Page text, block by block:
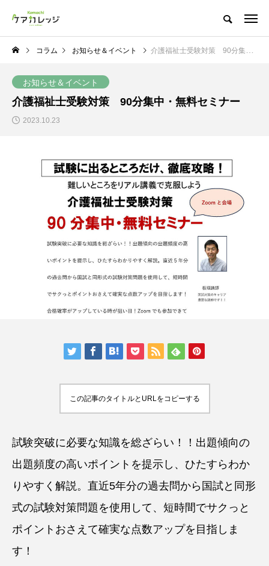
コラム お知らせ＆イベント 介護福祉士受験対策 90分集中・無料セミナー
お知らせ＆イベント
介護福祉士受験対策 90分集中・無料セミナー
2023.10.23
この記事のタイトルとURLをコピーする
試験突破に必要な知識を総ざらい！！出題傾向の
出題頻度の高いポイントを提示し、ひたすらわか
りやすく解説。直近5年分の過去問から国試と同形
式の試験対策問題を使用して、短時間でサクっと
ポイントおさえて確実な点数アップを目指しま
す！